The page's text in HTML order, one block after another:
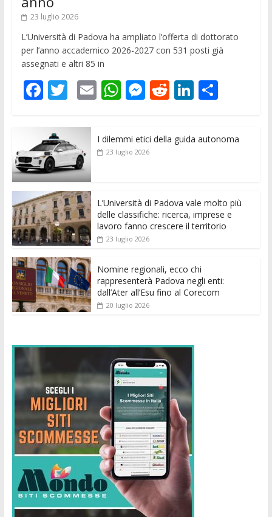
23 luglio 2026
L’Università di Padova ha ampliato l’offerta di dottorato
per l’anno accademico 2026-2027 con 531 posti già
assegnati e altri 85 in
F
e
b
o
o
k
T
itt
er
E
ai
l
W
s
p
M
ss
e
er
R
di
Li
e
C
di
I dilemmi etici della guida autonoma
23 luglio 2026
L’Università di Padova vale molto più
delle classifiche: ricerca, imprese e
lavoro fanno crescere il territorio
23 luglio 2026
Nomine regionali, ecco chi
rappresenterà Padova negli enti:
dall’Ater all’Esu fino al Corecom
20 luglio 2026